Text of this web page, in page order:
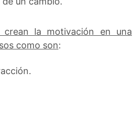
crean la motivación en una
como son: